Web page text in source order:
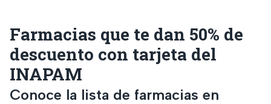
Farmacias que te dan 50% de
descuento con tarjeta del
INAPAM
Conoce la lista de farmacias en